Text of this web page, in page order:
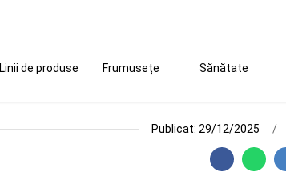
Linii de produse Frumusețe Sănătate
Publicat: 29/12/2025